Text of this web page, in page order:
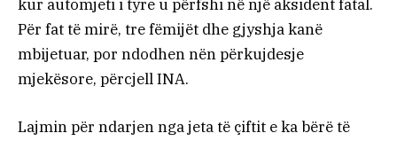
kur automjeti i tyre u përfshi në një aksident fatal.
Për fat të mirë, tre fëmijët dhe gjyshja kanë
mbijetuar, por ndodhen nën përkujdesje
mjekësore, përcjell INA.
Lajmin për ndarjen nga jeta të çiftit e ka bërë të